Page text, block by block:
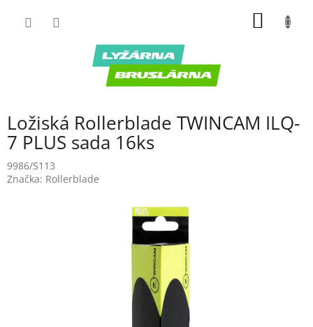
Ložiská Rollerblade TWINCAM ILQ-
7 PLUS sada 16ks
9986/S113
Značka: Rollerblade